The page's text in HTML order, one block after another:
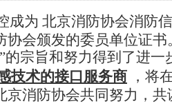
成为 北京消防协会消防
协会颁发的委员单位证
的宗旨和努力得到了进一
技术的接口服务商 ，将
京消防协会共同努力，